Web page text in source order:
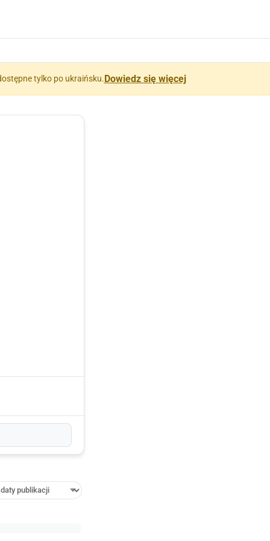
tylko po ukraińsku.Dowiedz się więcej